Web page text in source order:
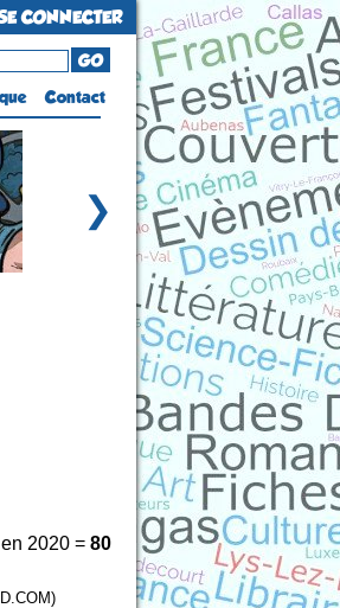
CONNECTER
GO
Contact
❯
en 2020 = 80